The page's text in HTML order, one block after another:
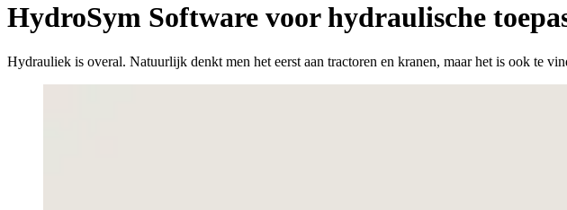
HydroSym Software voor hydraulische
Hydrauliek is overal. Natuurlijk denkt men het eerst aan tractoren en kranen, maar het is ook te